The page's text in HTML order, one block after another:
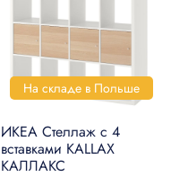
На складе в Польше
ИКЕА Стеллаж с 4
вставками KALLAX
КАЛЛАКС